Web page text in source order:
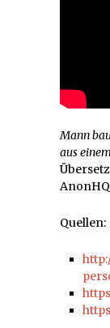
Mann
aus
Quellen: